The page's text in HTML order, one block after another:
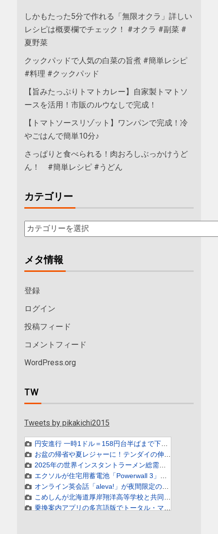
しかもたった5分で作れる「無限オクラ」詳しい
レシピは概要欄でチェック！ #オクラ #副菜 #
夏野菜
クックパッドで人気の白菜の旨煮 #簡単レシピ
#料理 #クックパッド
【旨みたっぷりトマトカレー】自家製トマトソ
ースを活用！市販のルウなしで完成！
【トマトソースリゾット】ワンパンで完成！冷
やごはんで簡単10分♪
さっぱりと食べられる！肉おろしぶっかけうど
ん！ #簡単レシピ #うどん
カテゴリー
メタ情報
登録
ログイン
投稿フィード
コメントフィード
WordPress.org
TW
Tweets by pikakichi2015